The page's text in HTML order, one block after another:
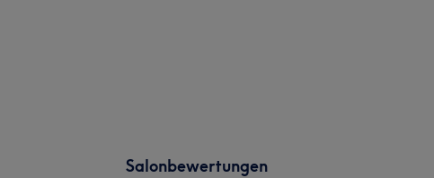
Salonbewertungen